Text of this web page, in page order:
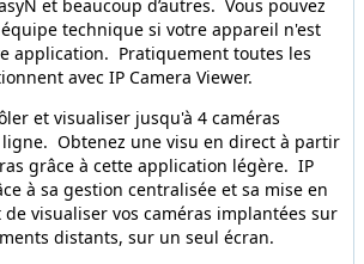
et beaucoup d’autres. Vous pouvez
technique si votre appareil n'est
application. Pratiquement toutes les
avec IP Camera Viewer.
et visualiser jusqu'à 4 caméras
Obtenez une visu en direct à partir
grâce à cette application légère. IP
à sa gestion centralisée et sa mise en
visualiser vos caméras implantées sur
distants, sur un seul écran.